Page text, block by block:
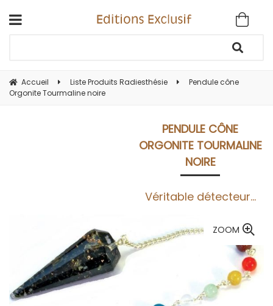
Accueil Liste Produits Radiesthésie
Pendule cône
Orgonite Tourmaline noire
PENDULE CÔNE
ORGONITE TOURMALINE
NOIRE
Véritable détecteur...
ZOOM